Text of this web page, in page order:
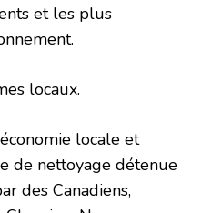
et les plus
locaux.
locale et
de nettoyage détenue
des Canadiens,